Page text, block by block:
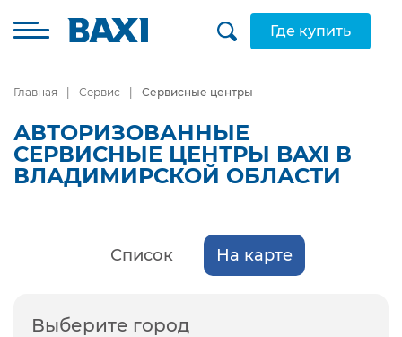
Где купить
Главная Сервис Сервисные центры
АВТОРИЗОВАННЫЕ
СЕРВИСНЫЕ ЦЕНТРЫ BAXI В
ВЛАДИМИРСКОЙ ОБЛАСТИ
Список На карте
Выберите город